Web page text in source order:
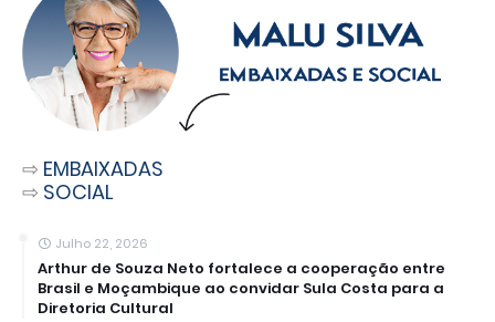
⇨ EMBAIXADAS
⇨ SOCIAL
Julho 22, 2026
Arthur de Souza Neto fortalece a cooperação entre
Brasil e Moçambique ao convidar Sula Costa para a
Diretoria Cultural